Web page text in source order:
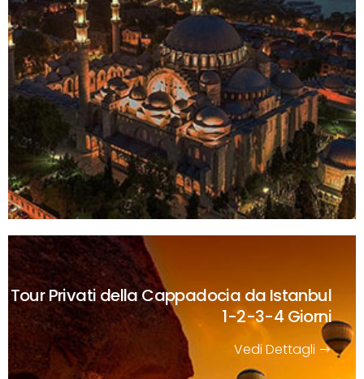
Tour Privati della Cappadocia da Istanbul
1-2-3-4 Giorni
Vedi Dettagli